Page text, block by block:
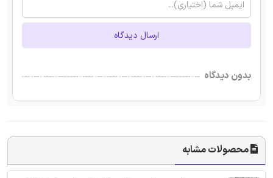
ارسال دیدگاه
بدون دیدگاه
محصولات مشابه